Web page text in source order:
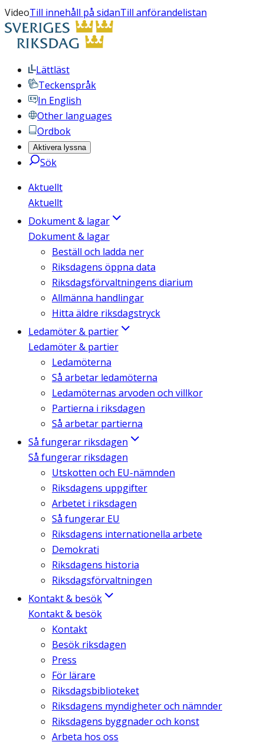
VideoTill innehåll på sidanTill anförandelistan
Lättläst
Teckenspråk
In English
Other languages
Ordbok
Aktivera lyssna
Sök
Aktuellt
Aktuellt
Dokument & lagar
Dokument & lagar
Beställ och ladda ner
Riksdagens öppna data
Riksdagsförvaltningens diarium
Allmänna handlingar
Hitta äldre riksdagstryck
Ledamöter & partier
Ledamöter & partier
Ledamöterna
Så arbetar ledamöterna
Ledamöternas arvoden och villkor
Partierna i riksdagen
Så arbetar partierna
Så fungerar riksdagen
Så fungerar riksdagen
Utskotten och EU-nämnden
Riksdagens uppgifter
Arbetet i riksdagen
Så fungerar EU
Riksdagens internationella arbete
Demokrati
Riksdagens historia
Riksdagsförvaltningen
Kontakt & besök
Kontakt & besök
Kontakt
Besök riksdagen
Press
För lärare
Riksdagsbiblioteket
Riksdagens myndigheter och nämnder
Riksdagens byggnader och konst
Arbeta hos oss